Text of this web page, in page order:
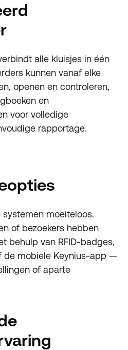
alle kluisjes in één
kunnen vanaf elke
openen en controleren,
en
voor volledige
rapportage.
moeiteloos.
of bezoekers hebben
behulp van RFID-badges,
de mobiele Keynius-app —
of aparte